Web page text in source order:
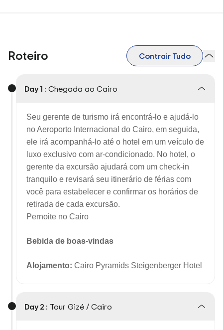
Roteiro Contrair Tudo
Day 1 : Chegada ao Cairo
Seu gerente de turismo irá encontrá-lo e ajudá-lo
no Aeroporto Internacional do Cairo, em seguida,
ele irá acompanhá-lo até o hotel em um veículo de
luxo exclusivo com ar-condicionado. No hotel, o
gerente da excursão ajudará com um check-in
tranquilo e revisará seu itinerário de férias com
você para estabelecer e confirmar os horários de
retirada de cada excursão.
Pernoite no Cairo
Bebida de boas-vindas
Alojamento: Cairo Pyramids Steigenberger Hotel
Day 2 : Tour Gizé / Cairo